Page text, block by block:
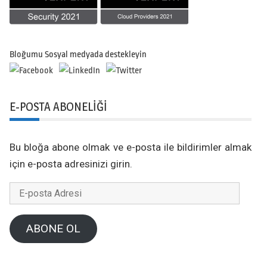
Bloğumu Sosyal medyada destekleyin
E-POSTA ABONELIĞI
Bu bloğa abone olmak ve e-posta ile bildirimler almak
için e-posta adresinizi girin.
posta
AdresiABONE OL